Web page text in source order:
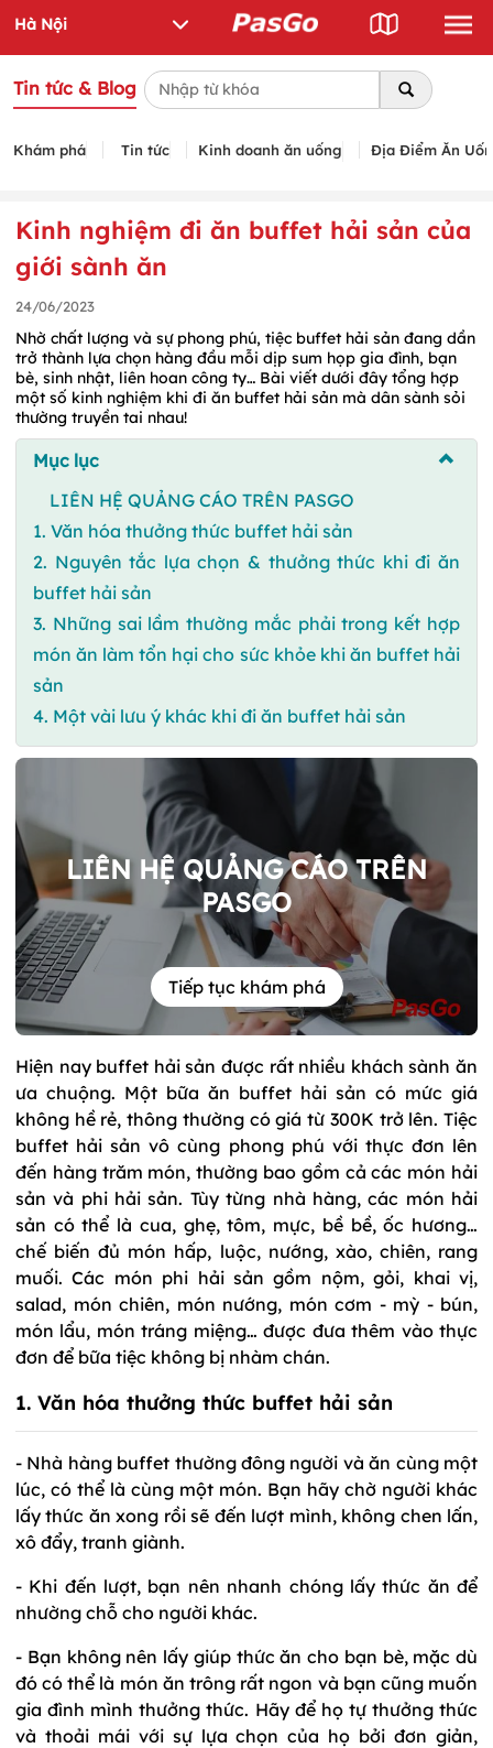
Tin tức & Blog
Khám phá Tin tức Kinh doanh ăn uống Địa Điểm Ăn
Kinh nghiệm đi ăn buffet hải sản của
giới sành ăn
24/06/2023
Nhờ chất lượng và sự phong phú, tiệc buffet hải sản đang dần
trở thành lựa chọn hàng đầu mỗi dịp sum họp gia đình, bạn
bè, sinh nhật, liên hoan công ty… Bài viết dưới đây tổng hợp
một số kinh nghiệm khi đi ăn buffet hải sản mà dân sành sỏi
thường truyền tai nhau!
Mục lục
LIÊN HỆ QUẢNG CÁO TRÊN PASGO
1. Văn hóa thưởng thức buffet hải sản
2. Nguyên tắc lựa chọn & thưởng thức khi đi ăn
buffet hải sản
3. Những sai lầm thường mắc phải trong kết hợp
món ăn làm tổn hại cho sức khỏe khi ăn buffet hải
sản
4. Một vài lưu ý khác khi đi ăn buffet hải sản
LIÊN HỆ QUẢNG CÁO TRÊN
PASGO
Tiếp tục khám phá
Hiện nay buffet hải sản được rất nhiều khách sành ăn
ưa chuộng. Một bữa ăn buffet hải sản có mức giá
không hề rẻ, thông thường có giá từ 300K trở lên. Tiệc
buffet hải sản vô cùng phong phú với thực đơn lên
đến hàng trăm món, thường bao gồm cả các món hải
sản và phi hải sản. Tùy từng nhà hàng, các món hải
sản có thể là cua, ghẹ, tôm, mực, bề bề, ốc hương…
chế biến đủ món hấp, luộc, nướng, xào, chiên, rang
muối. Các món phi hải sản gồm nộm, gỏi, khai vị,
salad, món chiên, món nướng, món cơm - mỳ - bún,
món lẩu, món tráng miệng… được đưa thêm vào thực
đơn để bữa tiệc không bị nhàm chán.
1. Văn hóa thưởng thức buffet hải sản
- Nhà hàng buffet thường đông người và ăn cùng một
lúc, có thể là cùng một món. Bạn hãy chờ người khác
lấy thức ăn xong rồi sẽ đến lượt mình, không chen lấn,
xô đẩy, tranh giành.
- Khi đến lượt, bạn nên nhanh chóng lấy thức ăn để
nhường chỗ cho người khác.
- Bạn không nên lấy giúp thức ăn cho bạn bè, mặc dù
đó có thể là món ăn trông rất ngon và bạn cũng muốn
gia đình mình thưởng thức. Hãy để họ tự thưởng thức
và thoải mái với sự lựa chọn của họ bởi đơn giản,